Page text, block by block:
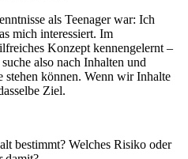
als Teenager war: Ich
mich interessiert. Im
Konzept kennengelernt –
also nach Inhalten und
können. Wenn wir Inhalte
Ziel.
bestimmt? Welches Risiko oder